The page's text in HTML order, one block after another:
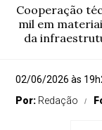
Cooperação
mil em
da
02/06/2026 às
Por: Redação